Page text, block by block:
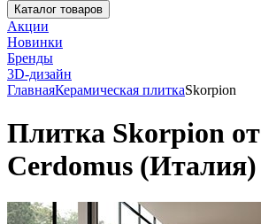
Каталог товаров
Акции
Новинки
Бренды
3D-дизайн
ГлавнаяКерамическая плиткаSkorpion
Плитка Skorpion от
Cerdomus (Италия)